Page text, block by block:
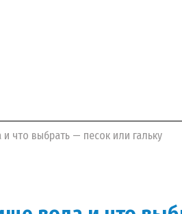
что выбрать — песок или гальку